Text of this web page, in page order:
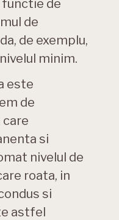
functie de
de
de exemplu,
minim.
este
de
si
nivelul de
roata, in
si
astfel